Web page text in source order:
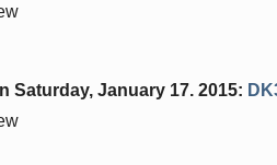
Saturday, January 17. 2015: